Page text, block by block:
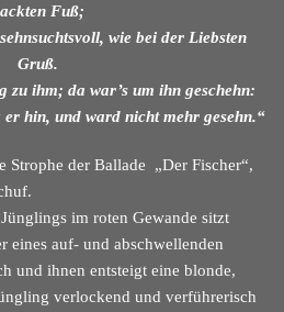
Fuß;
wie bei der Liebsten
Gruß.
zu ihm; da war’s um ihn geschehn:
er hin, und ward nicht mehr gesehn.“
Strophe der Ballade „Der Fischer“,
im roten Gewande sitzt
eines auf- und abschwellenden
und ihnen entsteigt eine blonde,
verlockend und verführerisch